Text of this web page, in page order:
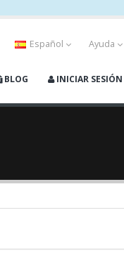
Español Ayuda
BLOG INICIAR SESIÓN